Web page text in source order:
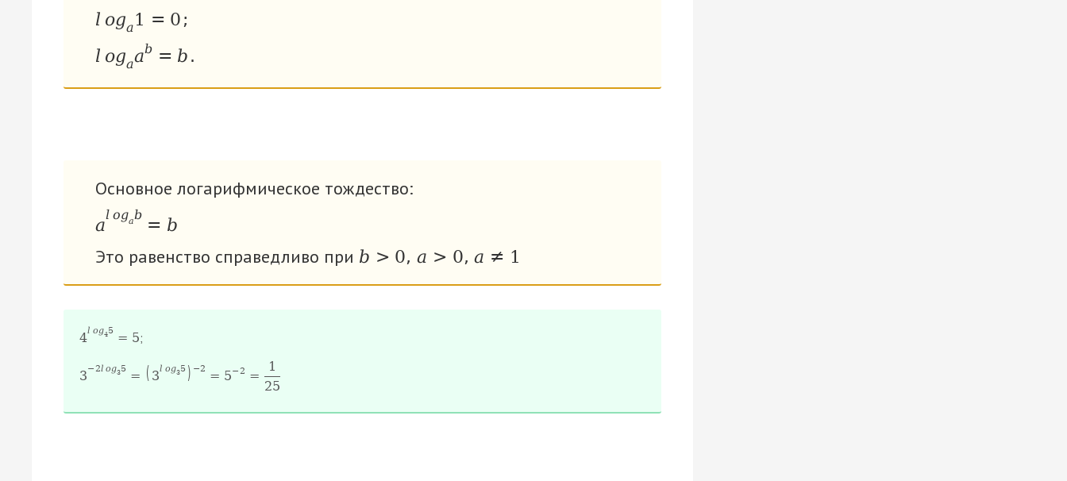
l oga1 = 0 ;
l ogaab = b .
Основное логарифмическое тождество:
al ogab = b
Это равенство справедливо при b > 0, a > 0, a ≠ 1
4l og45 = 5;
3−2l og35 = ( 3l og35 ) −2 = 5−2 =
1
25